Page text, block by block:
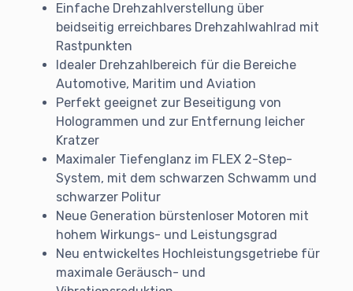
Einfache Drehzahlverstellung über
beidseitig erreichbares Drehzahlwahlrad mit
Rastpunkten
Idealer Drehzahlbereich für die Bereiche
Automotive, Maritim und Aviation
Perfekt geeignet zur Beseitigung von
Hologrammen und zur Entfernung leicher
Kratzer
Maximaler Tiefenglanz im FLEX 2-Step-
System, mit dem schwarzen Schwamm und
schwarzer Politur
Neue Generation bürstenloser Motoren mit
hohem Wirkungs- und Leistungsgrad
Neu entwickeltes Hochleistungsgetriebe für
maximale Geräusch- und